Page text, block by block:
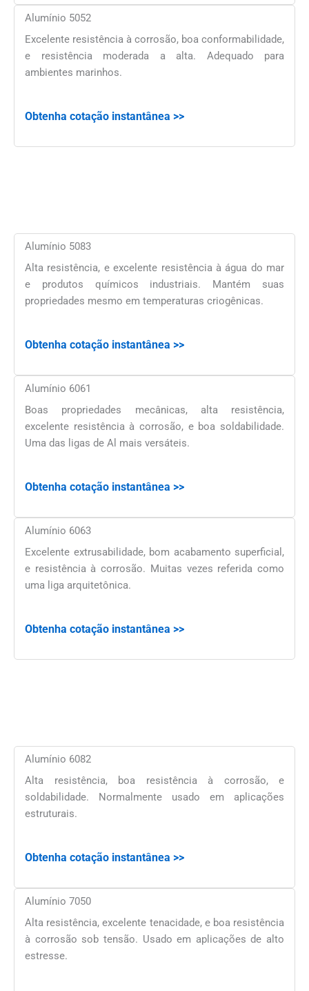
Alumínio 5052
Excelente resistência à corrosão, boa conformabilidade,
e resistência moderada a alta. Adequado para
ambientes marinhos.
Obtenha cotação instantânea >>
Alumínio 5083
Alta resistência, e excelente resistência à água do mar
e produtos químicos industriais. Mantém suas
propriedades mesmo em temperaturas criogênicas.
Obtenha cotação instantânea >>
Alumínio 6061
Boas propriedades mecânicas, alta resistência,
excelente resistência à corrosão, e boa soldabilidade.
Uma das ligas de Al mais versáteis.
Obtenha cotação instantânea >>
Alumínio 6063
Excelente extrusabilidade, bom acabamento superficial,
e resistência à corrosão. Muitas vezes referida como
uma liga arquitetônica.
Obtenha cotação instantânea >>
Alumínio 6082
Alta resistência, boa resistência à corrosão, e
soldabilidade. Normalmente usado em aplicações
estruturais.
Obtenha cotação instantânea >>
Alumínio 7050
Alta resistência, excelente tenacidade, e boa resistência
à corrosão sob tensão. Usado em aplicações de alto
estresse.